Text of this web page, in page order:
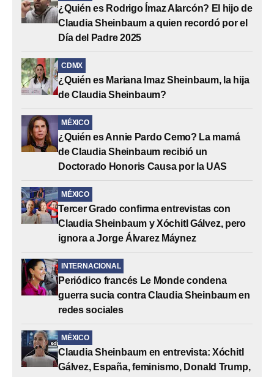
¿Quién es Rodrigo Ímaz Alarcón? El hijo de
Claudia Sheinbaum a quien recordó por el
Día del Padre 2025
CDMX
¿Quién es Mariana Imaz Sheinbaum, la hija
de Claudia Sheinbaum?
MÉXICO
¿Quién es Annie Pardo Cemo? La mamá
de Claudia Sheinbaum recibió un
Doctorado Honoris Causa por la UAS
MÉXICO
Tercer Grado confirma entrevistas con
Claudia Sheinbaum y Xóchitl Gálvez, pero
ignora a Jorge Álvarez Máynez
INTERNACIONAL
Periódico francés Le Monde condena
guerra sucia contra Claudia Sheinbaum en
redes sociales
MÉXICO
Claudia Sheinbaum en entrevista: Xóchitl
Gálvez, España, feminismo, Donald Trump,